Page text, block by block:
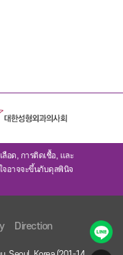
อด, การติดเชื้อ, และ
จอาจจะขึ้นกับดุลพินิจ
Direction